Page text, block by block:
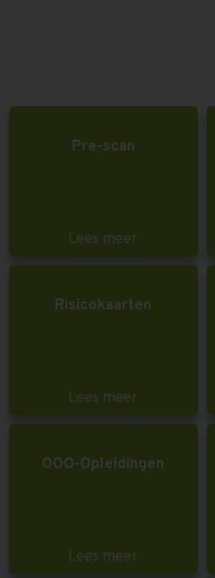
Pre-scan
Lees meer
Risicokaarten
Lees meer
OOO-Opleidingen
Lees meer